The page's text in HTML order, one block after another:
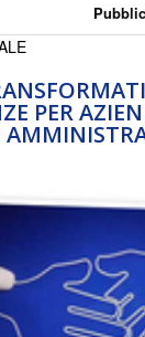
PER